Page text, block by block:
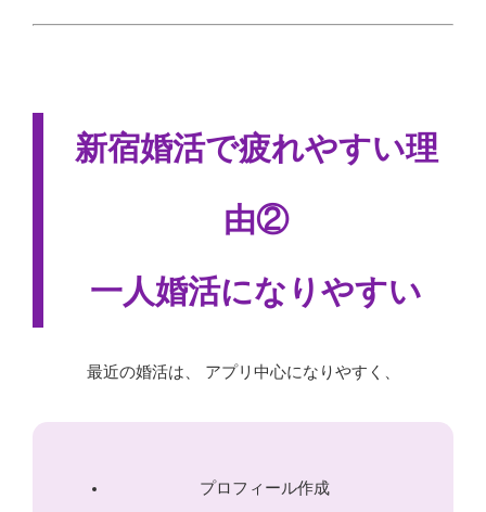
新宿婚活で疲れやすい理
由②
一人婚活になりやすい
最近の婚活は、 アプリ中心になりやすく、
プロフィール作成